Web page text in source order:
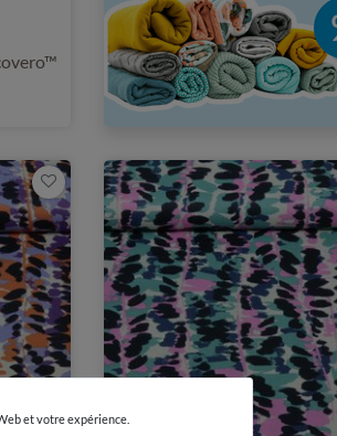
et votre expérience.